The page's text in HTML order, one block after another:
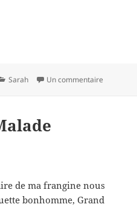
Catégories
Sarah Un commentaire
de ma frangine nous
bonhomme, Grand